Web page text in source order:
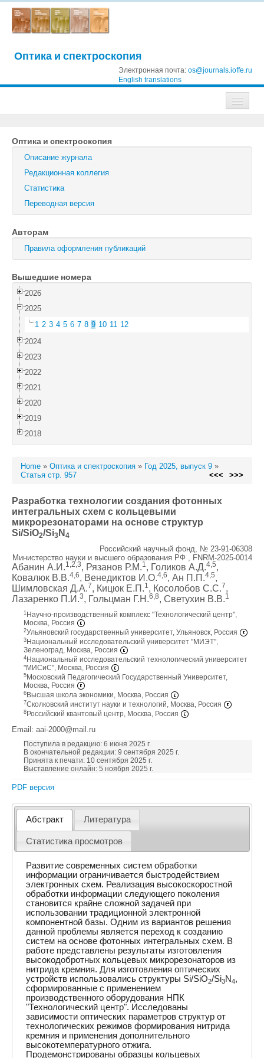
Оптика и спектроскопия
Электронная почта: os@journals.ioffe.ru
English translations
Журнал технической физики
Письма в Журнал технической физики
Физика твердого тела
Физика и техника полупроводников
Оптика и спектроскопия
Поиск
Войти
Оптика и спектроскопия
Описание журнала
Редакционная коллегия
Статистика
Переводная версия
Авторам
Правила оформления публикаций
Вышедшие номера
2026
2025
1 2 3 4 5 6 7 8 9 10 11 12
2024
2023
2022
2021
2020
2019
2018
Home » Оптика и спектроскопия » Год 2025, выпуск 9 »
Статья стр. 957
<<< >>>
Разработка технологии создания фотонных
интегральных схем с кольцевыми
микрорезонаторами на основе структур
Si/SiO2/Si3 N 4
Российский научный фонд, № 23-91-06308
Министерство науки и высшего образования РФ , FNRM-2025-0014
Абанин А.И.1,2,3, Рязанов Р.М.1, Голиков А.Д.4,5,
Ковалюк В.В.4,6, Венедиктов И.О.4,6, Ан П.П.4,5,
Шимловская Д.А.7, Кицюк Е.П.1, Косолобов С.С.7,
Лазаренко П.И.3, Гольцман Г.Н.6,8, Светухин В.В.1
1 Научно-производственный комплекс "Технологический центр",
Москва, Россия
2Ульяновский государственный университет, Ульяновск, Россия
3 Национальный исследовательский университет "МИЭТ",
Зеленоград, Москва, Россия
4 Национальный исследовательский технологический университет
"МИСиС", Москва, Россия
5 Московский Педагогический Государственный Университет,
Москва, Россия
6 Высшая школа экономики, Москва, Россия
7Сколковский институт науки и технологий, Москва, Россия
8 Российский квантовый центр, Москва, Россия
Email: aai-2000@mail.ru
Поступила в редакцию: 6 июня 2025 г.
В окончательной редакции: 9 сентября 2025 г.
Принята к печати: 10 сентября 2025 г.
Выставление онлайн: 5 ноября 2025 г.
PDF версия
Абстракт Литература
Статистика просмотров
Развитие современных систем обработки
информации ограничивается быстродействием
электронных схем. Реализация высокоскоростной
обработки информации следующего поколения
становится крайне сложной задачей при
использовании традиционной электронной
компонентной базы. Одним из вариантов решения
данной проблемы является переход к созданию
систем на основе фотонных интегральных схем. В
работе представлены результаты изготовления
высокодобротных кольцевых микрорезонаторов из
нитрида кремния. Для изготовления оптических
устройств использовались структуры Si/SiO2/Si3N 4,
сформированные с применением
производственного оборудования НПК
"Технологический центр". Исследованы
зависимости оптических параметров структур от
технологических режимов формирования нитрида
кремния и применения дополнительного
высокотемпературного отжига.
Продемонстрированы образцы кольцевых